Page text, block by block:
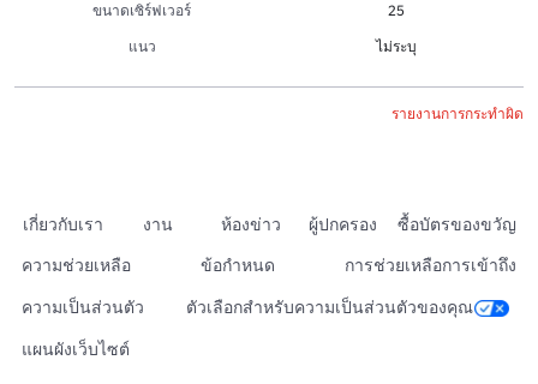
ขนาดเซิร์ฟเวอร์
25
แนว
ไม่ระบุ
รายงานการกระทำผิด
เกี่ยวกับเรา งาน ห้องข่าว ผู้ปกครอง
ซื้อบัตรของขวัญ
ความช่วยเหลือ
ข้อกำหนด
การช่วยเหลือการเข้าถึง
ความเป็นส่วนตัว
ตัวเลือกสำหรับความเป็นส่วนตัวของคุณ
แผนผังเว็บไซต์